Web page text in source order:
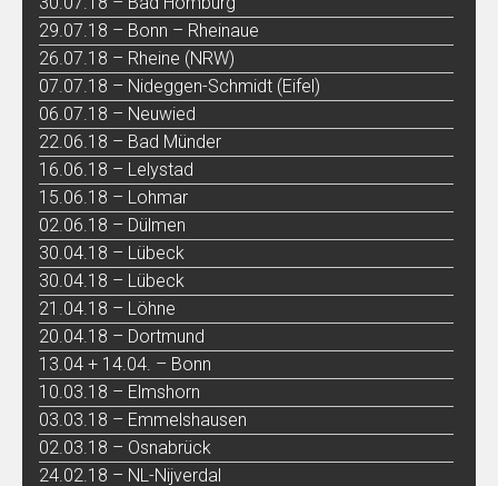
29.07.18 – Bonn – Rheinaue
26.07.18 – Rheine (NRW)
07.07.18 – Nideggen-Schmidt (Eifel)
06.07.18 – Neuwied
22.06.18 – Bad Münder
16.06.18 – Lelystad
15.06.18 – Lohmar
02.06.18 – Dülmen
30.04.18 – Lübeck
30.04.18 – Lübeck
21.04.18 – Löhne
20.04.18 – Dortmund
13.04 + 14.04. – Bonn
10.03.18 – Elmshorn
03.03.18 – Emmelshausen
02.03.18 – Osnabrück
24.02.18 – NL-Nijverdal